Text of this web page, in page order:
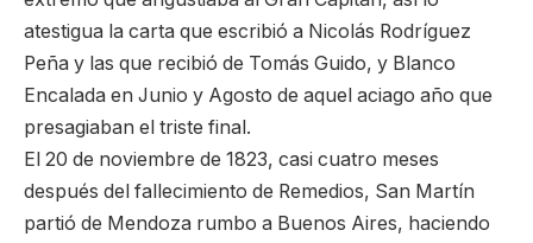
atestigua la carta que escribió a Nicolás Rodríguez
Peña y las que recibió de Tomás Guido, y Blanco
Encalada en Junio y Agosto de aquel aciago año que
presagiaban el triste final.
El 20 de noviembre de 1823, casi cuatro meses
después del fallecimiento de Remedios, San Martín
partió de Mendoza rumbo a Buenos Aires, haciendo